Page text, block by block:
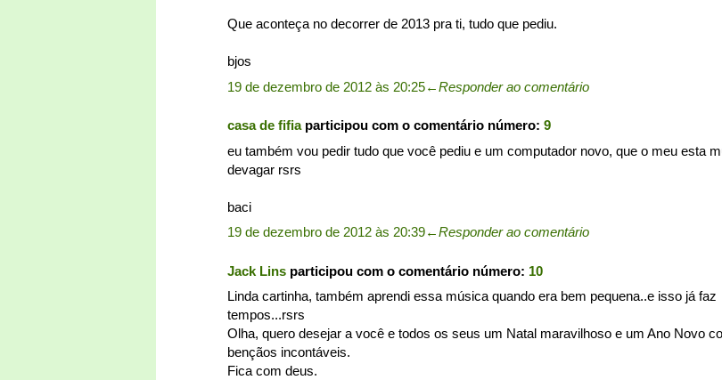
Que aconteça no decorrer de 2013 pra ti, tudo que pediu.
bjos
19 de dezembro de 2012 às 20:25←Responder ao comentário
casa de fifiaparticipou com o comentário número: 9
eu também vou pedir tudo que você pediu e um computador novo, que o meu esta
devagar rsrs
baci
19 de dezembro de 2012 às 20:39←Responder ao comentário
Jack Lins participou com o comentário número: 10
Linda cartinha, também aprendi essa música quando era bem pequena..e isso já faz
tempos...rsrs
Olha, quero desejar a você e todos os seus um Natal maravilhoso e um Ano Novo
bençãos incontáveis.
Fica com deus.